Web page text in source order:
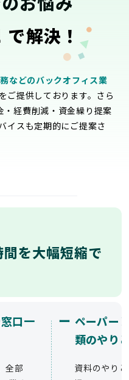
で解決！
務などのバックオフィス業
をご提供しております。さら
・経費削減・資金繰り提案
イスも定期的にご提案さ
を大幅短縮で
口一
全部
ー ペーパー
類のやり
資料のやり